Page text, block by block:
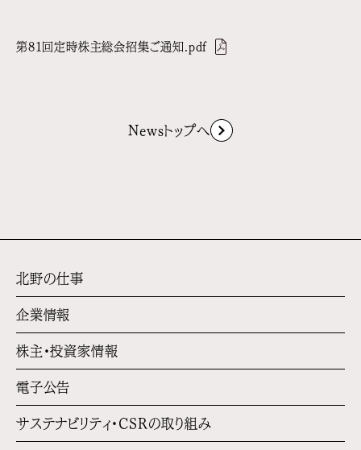
第81回定時株主総会招集ご通知.pdf
Newsトップへ
北野の仕事
企業情報
株主・投資家情報
電子公告
サステナビリティ・ CSRの取り組み